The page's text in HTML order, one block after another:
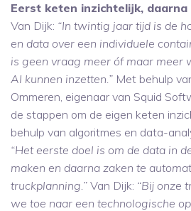
Eerst keten inzichtelijk,
Van Dijk: “In twintig jaar tijd is de
en data over een individuele
is geen vraag meer óf maar meer
AI kunnen inzetten.” Met behulp
Ommeren, eigenaar van Squid
de stappen om de eigen keten
behulp van algoritmes en data-
“Het eerste doel is om de data in
maken en daarna zaken te
truckplanning.” Van Dijk: “Bij onze
we toe naar een technologische